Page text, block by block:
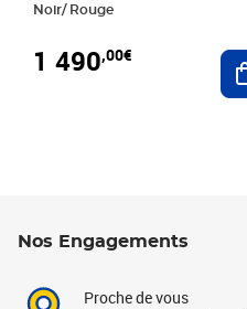
Noir/ Rouge
1 490,00€
Nos Engagements
Proche de vous